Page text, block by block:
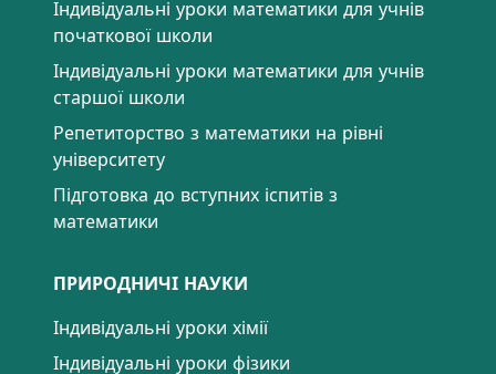
Індивідуальні уроки математики для учнів
початкової школи
Індивідуальні уроки математики для учнів
старшої школи
Репетиторство з математики на рівні
університету
Підготовка до вступних іспитів з
математики
ПРИРОДНИЧІ НАУКИ
Індивідуальні уроки хімії
Індивідуальні уроки фізики